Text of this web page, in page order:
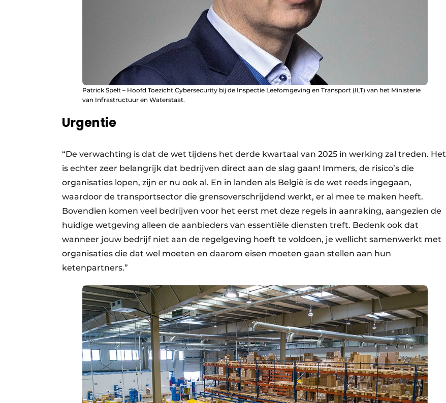
Patrick Spelt – Hoofd Toezicht Cybersecurity bij de Inspectie Leefomgeving en Transport (ILT) van het Ministerie
van Infrastructuur en Waterstaat.
Urgentie
“De verwachting is dat de wet tijdens het derde kwartaal van 2025 in werking zal treden. Het
is echter zeer belangrijk dat bedrijven direct aan de slag gaan! Immers, de risico’s die
organisaties lopen, zijn er nu ook al. En in landen als België is de wet reeds ingegaan,
waardoor de transportsector die grensoverschrijdend werkt, er al mee te maken heeft.
Bovendien komen veel bedrijven voor het eerst met deze regels in aanraking, aangezien de
huidige wetgeving alleen de aanbieders van essentiële diensten treft. Bedenk ook dat
wanneer jouw bedrijf niet aan de regelgeving hoeft te voldoen, je wellicht samenwerkt met
organisaties die dat wel moeten en daarom eisen moeten gaan stellen aan hun
ketenpartners.”